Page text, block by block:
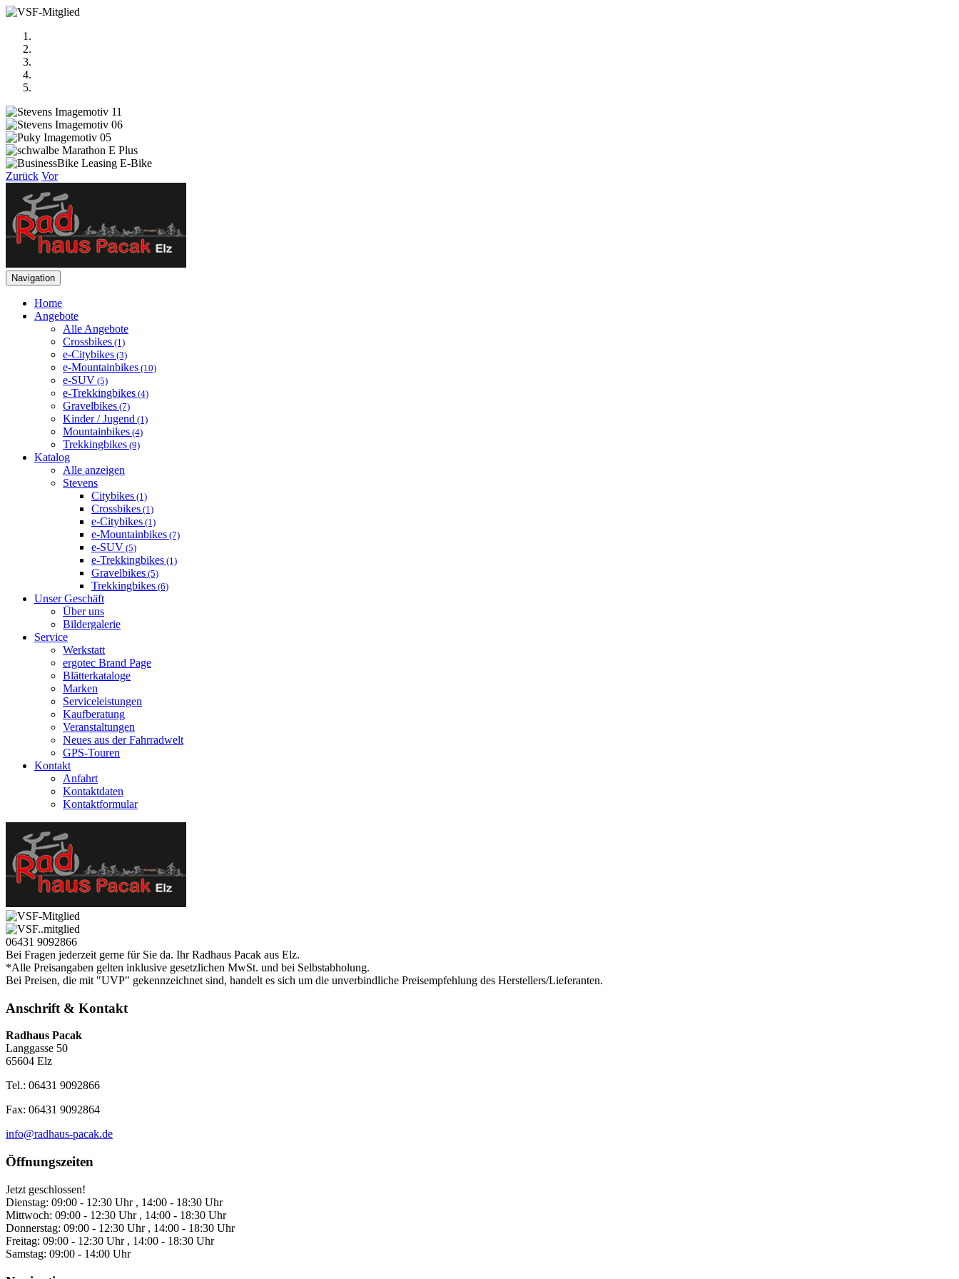
Zurück Vor
Navigation
Home
Angebote
Alle Angebote
Crossbikes (1)
e-Citybikes (3)
e-Mountainbikes (10)
e-SUV (5)
e-Trekkingbikes (4)
Gravelbikes (7)
Kinder / Jugend (1)
Mountainbikes (4)
Trekkingbikes (9)
Katalog
Alle anzeigen
Stevens
Citybikes (1)
Crossbikes (1)
e-Citybikes (1)
e-Mountainbikes (7)
e-SUV (5)
e-Trekkingbikes (1)
Gravelbikes (5)
Trekkingbikes (6)
Unser Geschäft
Über uns
Bildergalerie
Service
Werkstatt
ergotec Brand Page
Blätterkataloge
Marken
Serviceleistungen
Kaufberatung
Veranstaltungen
Neues aus der Fahrradwelt
GPS-Touren
Kontakt
Anfahrt
Kontaktdaten
Kontaktformular
06431 9092866
Bei Fragen jederzeit gerne für Sie da. Ihr Radhaus Pacak aus Elz.
*Alle Preisangaben gelten inklusive gesetzlichen MwSt. und bei Selbstabholung.
Bei Preisen, die mit "UVP" gekennzeichnet sind, handelt es sich um die unverbindliche Preisempfehlung des Herstellers/Lieferanten.
Anschrift & Kontakt
Radhaus Pacak
Langgasse 50
65604 Elz
Tel.: 06431 9092866
Fax: 06431 9092864
info@radhaus-pacak.de
Öffnungszeiten
Jetzt geschlossen!
Dienstag: 09:00 - 12:30 Uhr , 14:00 - 18:30 Uhr
Mittwoch: 09:00 - 12:30 Uhr , 14:00 - 18:30 Uhr
Donnerstag: 09:00 - 12:30 Uhr , 14:00 - 18:30 Uhr
Freitag: 09:00 - 12:30 Uhr , 14:00 - 18:30 Uhr
Samstag: 09:00 - 14:00 Uhr